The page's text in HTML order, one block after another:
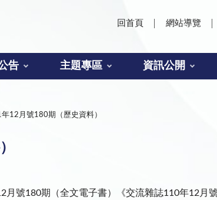
回首頁 網站導覽
告 主題專區 資訊公開
12月號180期（歷史資料）
月號180期（全文電子書）《交流雜誌110年12月